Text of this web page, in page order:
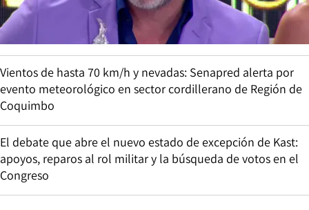
Vientos de hasta 70 km/h y nevadas: Senapred alerta por
evento meteorológico en sector cordillerano de Región de
Coquimbo
El debate que abre el nuevo estado de excepción de Kast:
apoyos, reparos al rol militar y la búsqueda de votos en el
Congreso